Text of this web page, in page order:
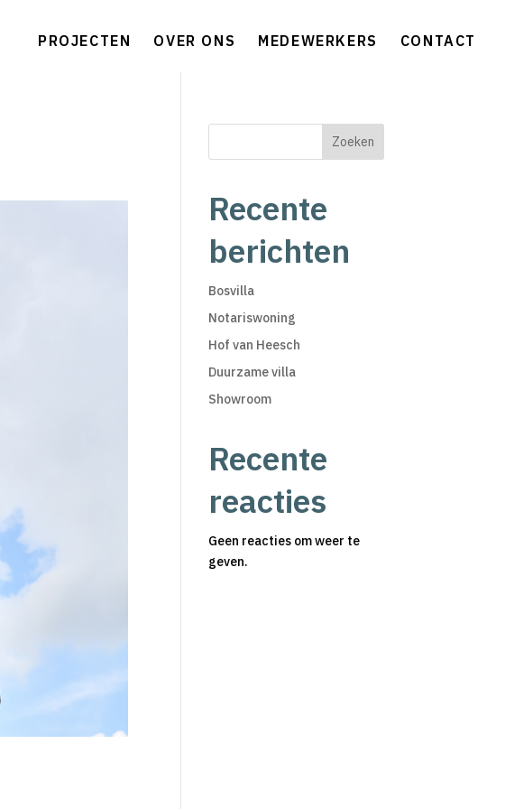
PROJECTEN OVER ONS MEDEWERKERS CONTACT
Zoeken
Recente
berichten
Bosvilla
Notariswoning
Hof van Heesch
Duurzame villa
Showroom
Recente
reacties
Geen reacties om weer te
geven.